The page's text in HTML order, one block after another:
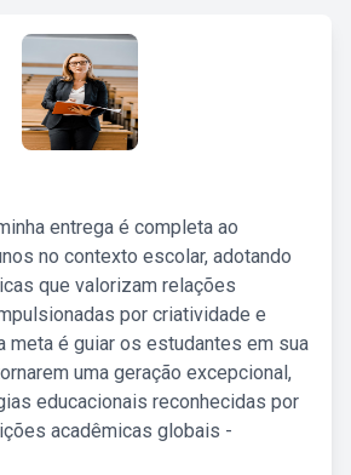
entrega é completa ao
no contexto escolar, adotando
que valorizam relações
por criatividade e
meta é guiar os estudantes em sua
uma geração excepcional,
educacionais reconhecidas por
acadêmicas globais -